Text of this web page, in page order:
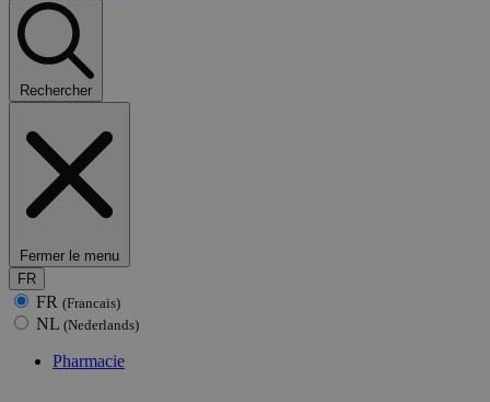
Rechercher
Fermer le menu
FR
FR (Francais)
NL (Nederlands)
Pharmacie